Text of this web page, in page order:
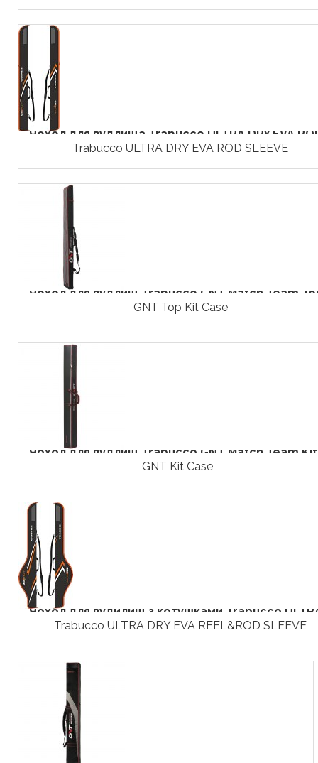
Чохол для вудлища Trabucco ULTRA DRY EVA
Trabucco ULTRA DRY EVA ROD SLEEVE
Чохол для вудлищ Trabucco GNT Match Team
GNT Top Kit Case
Чохол для вудлищ Trabucco GNT Match Team
GNT Kit Case
Чохол для вудилищ з котушками Trabucco
Trabucco ULTRA DRY EVA REEL&ROD SLEEVE